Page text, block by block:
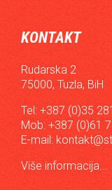
KONTAKT
Rudarska 2
75000, Tuzla, BiH
Tel: +387 (0)35
Mob: +387 (0)61
E-mail:
Više informacija...